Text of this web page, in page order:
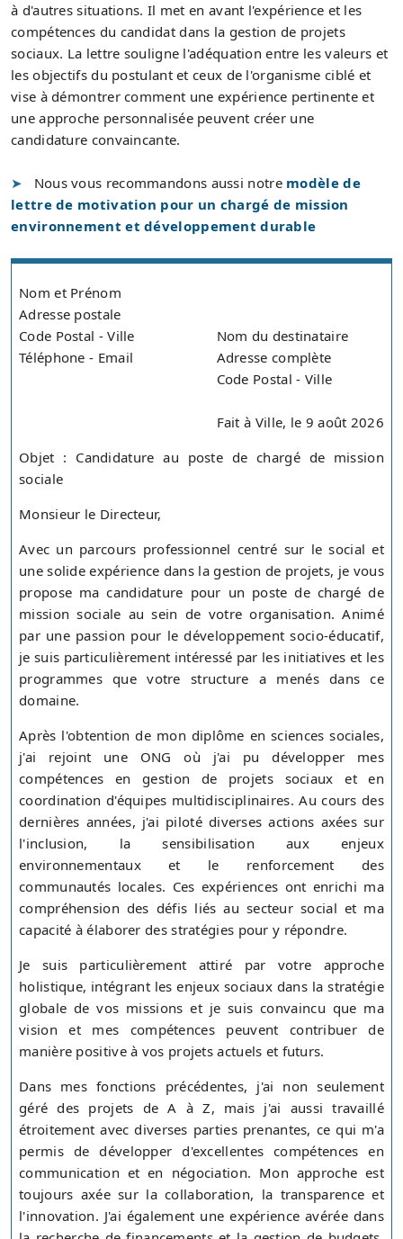
à d'autres situations. Il met en avant l'expérience et les
compétences du candidat dans la gestion de projets
sociaux. La lettre souligne l'adéquation entre les valeurs et
les objectifs du postulant et ceux de l'organisme ciblé et
vise à démontrer comment une expérience pertinente et
une approche personnalisée peuvent créer une
candidature convaincante.
Nous vous recommandons aussi notre modèle de
lettre de motivation pour un chargé de mission
environnement et développement durable
Nom et Prénom
Adresse postale
Code Postal - Ville
Téléphone - Email
Nom du destinataire
Adresse complète
Code Postal - Ville
Fait à Ville, le 9 août 2026
Objet : Candidature au poste de chargé de mission
sociale
Monsieur le Directeur,
Avec un parcours professionnel centré sur le social et
une solide expérience dans la gestion de projets, je vous
propose ma candidature pour un poste de chargé de
mission sociale au sein de votre organisation. Animé
par une passion pour le développement socio-éducatif,
je suis particulièrement intéressé par les initiatives et les
programmes que votre structure a menés dans ce
domaine.
Après l'obtention de mon diplôme en sciences sociales,
j'ai rejoint une ONG où j'ai pu développer mes
compétences en gestion de projets sociaux et en
coordination d'équipes multidisciplinaires. Au cours des
dernières années, j'ai piloté diverses actions axées sur
l'inclusion, la sensibilisation aux enjeux
environnementaux et le renforcement des
communautés locales. Ces expériences ont enrichi ma
compréhension des défis liés au secteur social et ma
capacité à élaborer des stratégies pour y répondre.
Je suis particulièrement attiré par votre approche
holistique, intégrant les enjeux sociaux dans la stratégie
globale de vos missions et je suis convaincu que ma
vision et mes compétences peuvent contribuer de
manière positive à vos projets actuels et futurs.
Dans mes fonctions précédentes, j'ai non seulement
géré des projets de A à Z, mais j'ai aussi travaillé
étroitement avec diverses parties prenantes, ce qui m'a
permis de développer d'excellentes compétences en
communication et en négociation. Mon approche est
toujours axée sur la collaboration, la transparence et
l'innovation. J'ai également une expérience avérée dans